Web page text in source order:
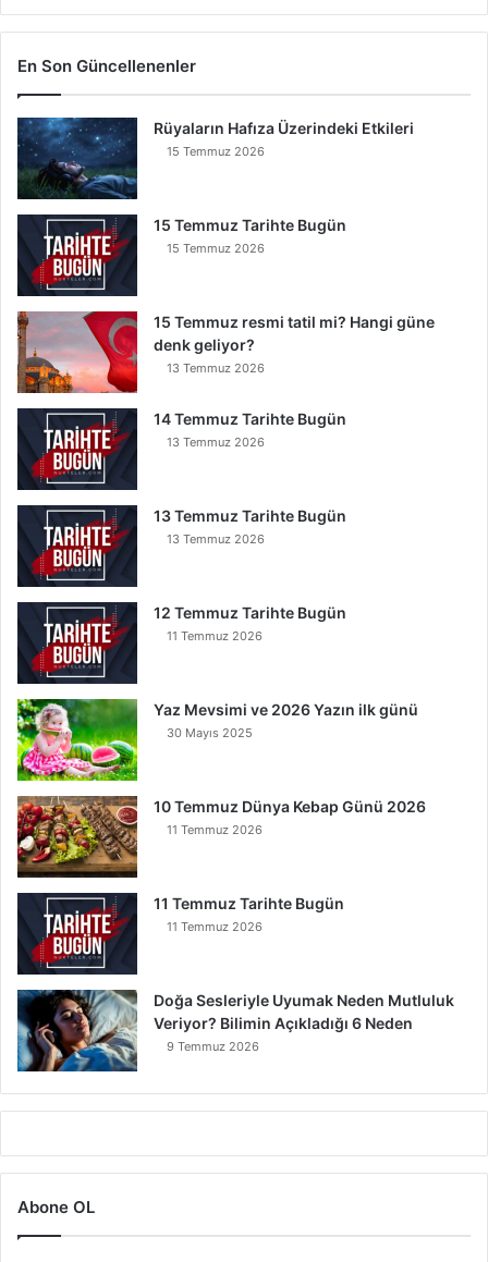
En Son Güncellenenler
Rüyaların Hafıza Üzerindeki Etkileri
15 Temmuz 2026
15 Temmuz Tarihte Bugün
15 Temmuz 2026
15 Temmuz resmi tatil mi? Hangi güne
denk geliyor?
13 Temmuz 2026
14 Temmuz Tarihte Bugün
13 Temmuz 2026
13 Temmuz Tarihte Bugün
13 Temmuz 2026
12 Temmuz Tarihte Bugün
11 Temmuz 2026
Yaz Mevsimi ve 2026 Yazın ilk günü
30 Mayıs 2025
10 Temmuz Dünya Kebap Günü 2026
11 Temmuz 2026
11 Temmuz Tarihte Bugün
11 Temmuz 2026
Doğa Sesleriyle Uyumak Neden Mutluluk
Veriyor? Bilimin Açıkladığı 6 Neden
9 Temmuz 2026
Abone OL